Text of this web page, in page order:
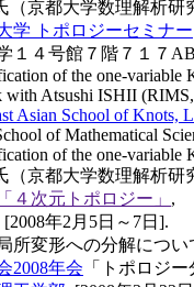
（京都大学数理解析研
学 トポロジーセミナー
１４号館７階７１７
of the one-variable
with Atsushi ISHII
Asian School of Knots,
of Mathematical
of the one-variable
（京都大学数理解析研
４次元トポロジー」 ,
年2月5日～7日].
所変形への分解につい
2008年会 「トポロジ